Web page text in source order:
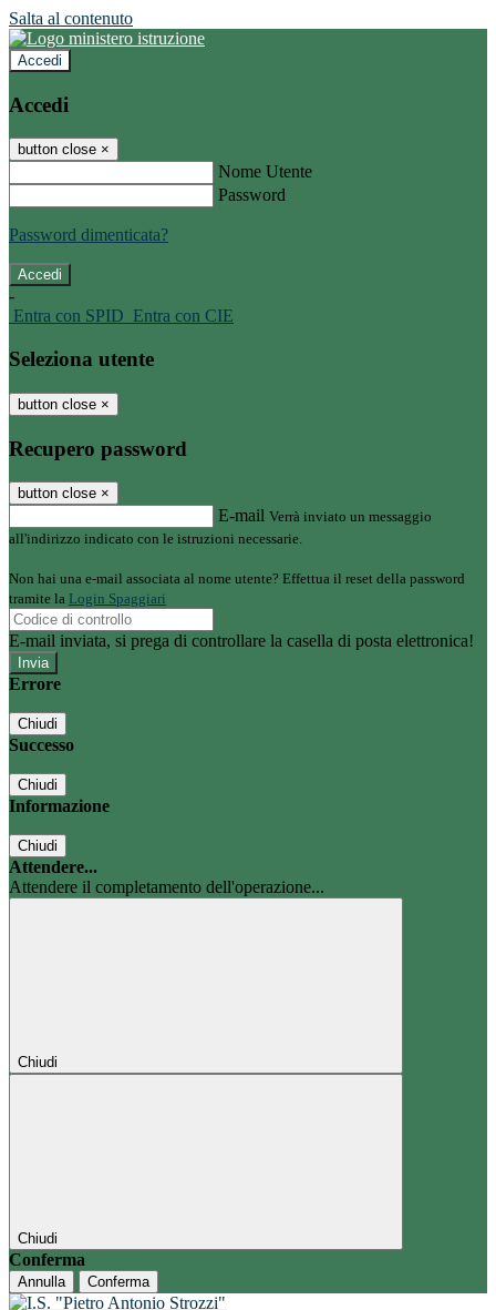
Salta al contenuto
Accedi
Accedi
button close ×
Nome Utente
Password
Password dimenticata?
-
Entra con SPID Entra con CIE
Seleziona utente
button close ×
Recupero password
button close ×
E-mail Verrà inviato un messaggio
all'indirizzo indicato con le istruzioni necessarie.
Non hai una e-mail associata al nome utente? Effettua il reset della password
tramite la Login Spaggiari
E-mail inviata, si prega di controllare la casella di posta elettronica!
Errore
Chiudi
Successo
Chiudi
Informazione
Chiudi
Attendere...
Attendere il completamento dell'operazione...
Chiudi
Chiudi
Conferma
Annulla Conferma